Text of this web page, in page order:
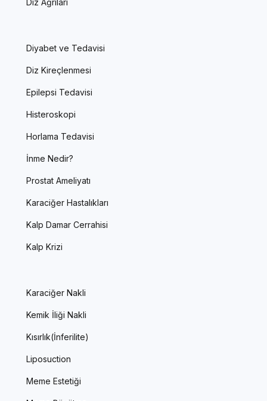
Diz Ağrıları
Diyabet ve Tedavisi
Diz Kireçlenmesi
Epilepsi Tedavisi
Histeroskopi
Horlama Tedavisi
İnme Nedir?
Prostat Ameliyatı
Karaciğer Hastalıkları
Kalp Damar Cerrahisi
Kalp Krizi
Karaciğer Nakli
Kemik İliği Nakli
Kısırlık(İnferilite)
Liposuction
Meme Estetiği